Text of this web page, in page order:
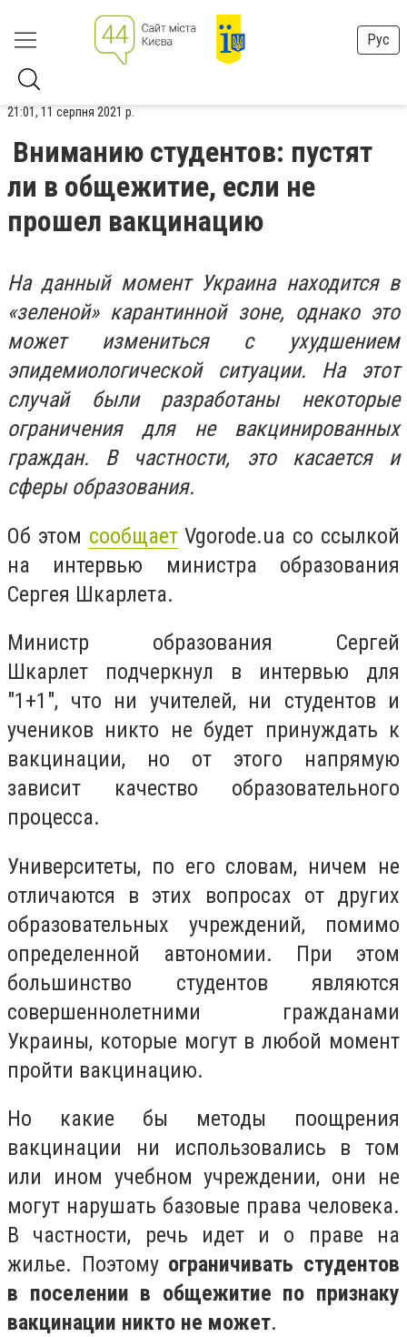
Рус
21:01, 11 серпня 2021 р.
Вниманию студентов: пустят
ли в общежитие, если не
прошел вакцинацию
На данный момент Украина находится в
«зеленой» карантинной зоне, однако это
может измениться с ухудшением
эпидемиологической ситуации. На этот
случай были разработаны некоторые
ограничения для не вакцинированных
граждан. В частности, это касается и
сферы образования.
Об этом сообщаетVgorode.ua со ссылкой
на интервью министра образования
Сергея Шкарлета.
Министр образования Сергей
Шкарлет подчеркнул в интервью для
"1+1", что ни учителей, ни студентов и
учеников никто не будет принуждать к
вакцинации, но от этого напрямую
зависит качество образовательного
процесса.
Университеты, по его словам, ничем не
отличаются в этих вопросах от других
образовательных учреждений, помимо
определенной автономии. При этом
большинство студентов являются
совершеннолетними гражданами
Украины, которые могут в любой момент
пройти вакцинацию.
Но какие бы методы поощрения
вакцинации ни использовались в том
или ином учебном учреждении, они не
могут нарушать базовые права человека.
В частности, речь идет и о праве на
жилье. Поэтому ограничивать студентов
в поселении в общежитие по признаку
вакцинации никто не может.